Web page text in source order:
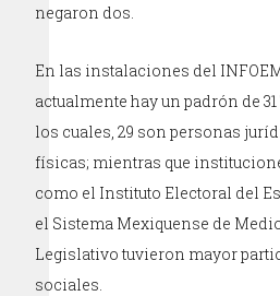
negaron dos.
En las instalaciones del
actualmente hay un padrón de
los cuales, 29 son personas
físicas; mientras que
como el Instituto Electoral del
el Sistema Mexiquense de
Legislativo tuvieron mayor
sociales.